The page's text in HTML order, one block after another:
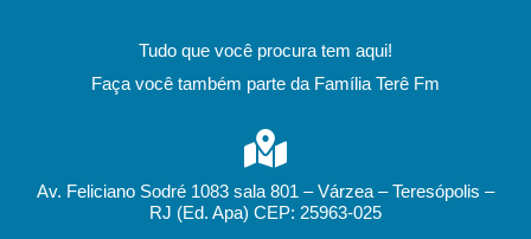
Tudo que você procura tem aqui!
Faça você também parte da Família Terê Fm
Av. Feliciano Sodré 1083 sala 801 – Várzea – Teresópolis –
RJ (Ed. Apa) CEP: 25963-025